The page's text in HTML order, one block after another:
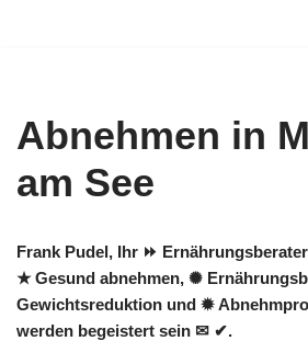
Abnehmen in
am See
Frank Pudel, Ihr ⏩
★ Gesund abnehmen, ✺
Gewichtsreduktion und ✹
werden begeistert sein ✉ ✔.